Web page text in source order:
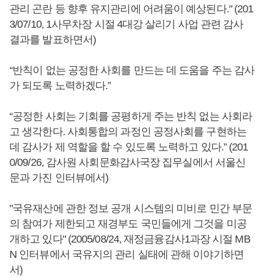
관리 곤란 등 향후 유지관리에 어려움이 예상된다." (201
3/07/10, 1사무차장 시절 4대강 살리기 사업 관련 감사
결과를 발표하면서)
“반칙이 없는 공정한 사회를 만드는 데 도움을 주는 감사
가 되도록 노력하겠다.”
“공정한 사회는 기회를 공평하게 주는 반칙 없는 사회라
고 생각한다. 사회통합의 과정인 공정사회를 구현하는
데 감사가 제 역할을 할 수 있도록 노력하고 있다.” (201
0/09/26, 감사원 사회문화감사국장 집무실에서 서울신
문과 가진 인터뷰에서)
"국유재산에 관한 정보 공개 시스템의 미비로 민간 부문
의 참여가 제한되고 재경부도 국민들에게 그것을 미공
개하고 있다" (2005/08/24, 재정금융감사1과장 시절 MB
N 인터뷰에서 국유지의 관리 실태에 관해 이야기하면
서)